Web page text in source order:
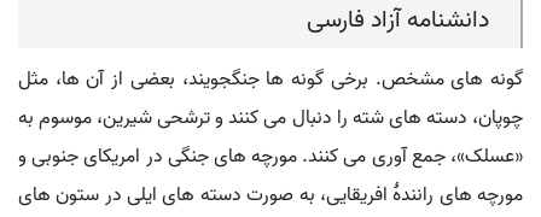
دانشنامه آزاد فارسی
گونه های مشخص. برخی گونه ها جنگجویند، بعضی از آن ها، مثل
چوپان، دسته های شته را دنبال می کنند و ترشحی شیرین، موسوم به
«عسلک»، جمع آوری می کنند. مورچه های جنگی در امریکای جنوبی و
مورچه های رانندۀ افریقایی، به صورت دسته های ایلی در ستون های